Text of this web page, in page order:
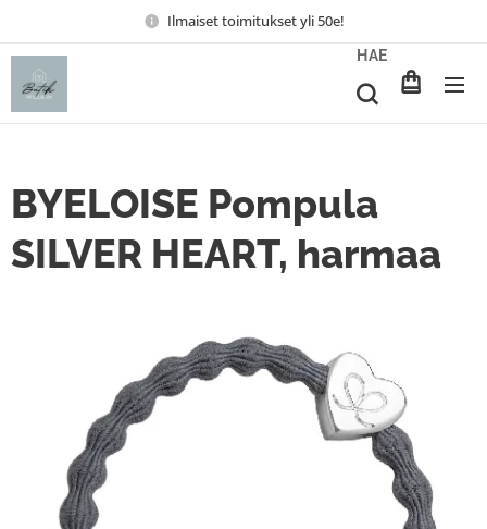
Ilmaiset toimitukset yli 50e!
HAE
BYELOISE Pompula
SILVER HEART, harmaa